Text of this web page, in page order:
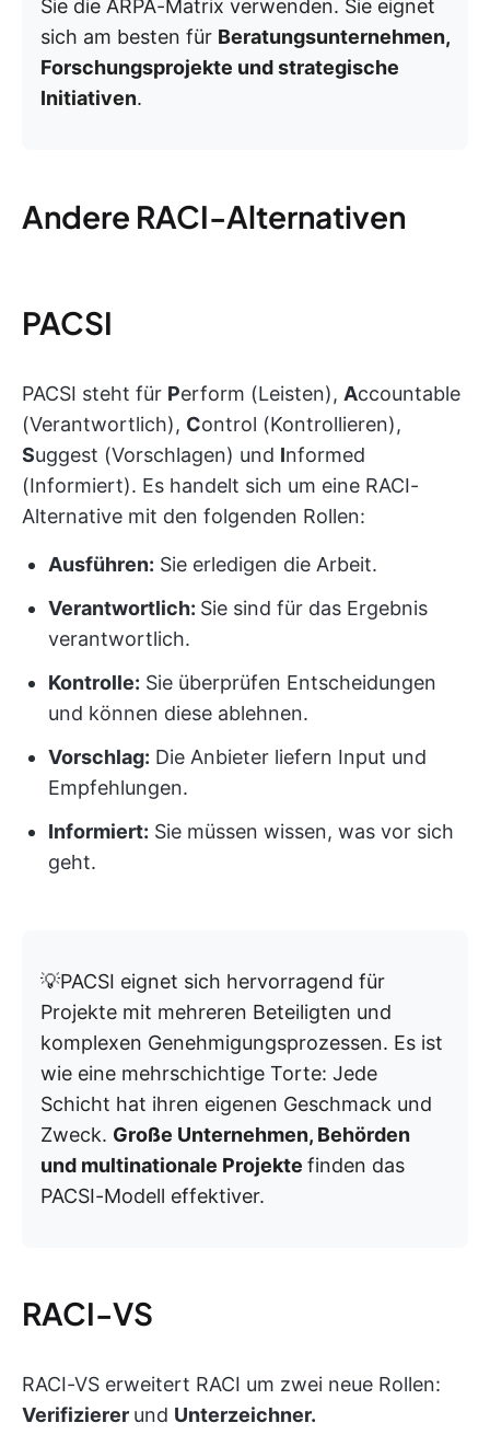
Sie die ARPA-Matrix verwenden. Sie eignet
sich am besten für Beratungsunternehmen,
Forschungsprojekte und strategische
Initiativen.
Andere RACI-Alternativen
PACSI
PACSI steht für Perform (Leisten), Accountable
(Verantwortlich), Control (Kontrollieren),
Suggest (Vorschlagen) und Informed
(Informiert). Es handelt sich um eine RACI-
Alternative mit den folgenden Rollen:
Ausführen: Sie erledigen die Arbeit.
Verantwortlich: Sie sind für das Ergebnis
verantwortlich.
Kontrolle: Sie überprüfen Entscheidungen
und können diese ablehnen.
Vorschlag: Die Anbieter liefern Input und
Empfehlungen.
Informiert: Sie müssen wissen, was vor sich
geht.
💡PACSI eignet sich hervorragend für
Projekte mit mehreren Beteiligten und
komplexen Genehmigungsprozessen. Es ist
wie eine mehrschichtige Torte: Jede
Schicht hat ihren eigenen Geschmack und
Zweck. Große Unternehmen, Behörden
und multinationale Projekte finden das
PACSI-Modell effektiver.
RACI-VS
RACI-VS erweitert RACI um zwei neue Rollen:
Verifizierer und Unterzeichner.